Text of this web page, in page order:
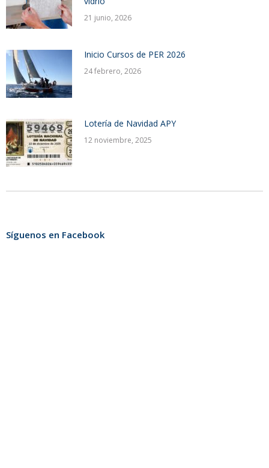
21 junio, 2026
Inicio Cursos de PER 2026
24 febrero, 2026
Lotería de Navidad APY
12 noviembre, 2025
Síguenos en Facebook